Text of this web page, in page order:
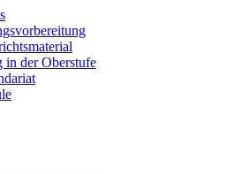
in der Oberstufe